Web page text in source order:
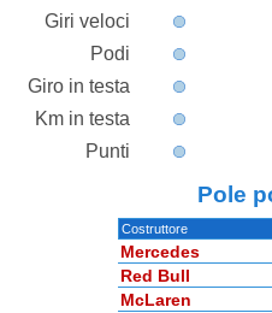
Giri veloci
Podi
Giro in testa
Km in testa
Punti
Pole
Costruttore
Mercedes
Red Bull
McLaren